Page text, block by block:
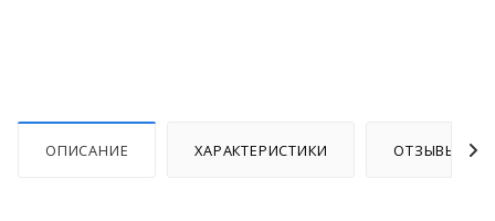
ОПИСАНИЕ ХАРАКТЕРИСТИКИ ОТЗЫВЫ